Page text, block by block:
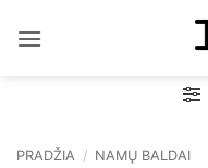
PRADŽIA / NAMŲ BALDAI